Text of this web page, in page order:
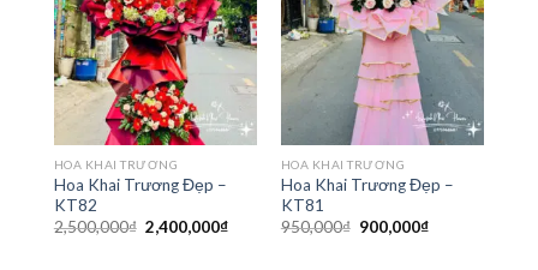
HOA KHAI TRƯƠNG
Hoa Khai Trương Đẹp –
KT82
2,500,000₫ Giá
gốc
2,400,000₫Giá
HOA KHAI TRƯƠNG
Hoa Khai Trương Đẹp –
KT81
950,000₫ Giá
900,000₫Giá